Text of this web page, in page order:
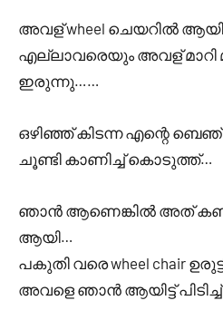
അവള് wheel ചെയറിൽ
എല്ലാവരെയും അവള് മാറി
ഇരുന്നു……
ഒഴിഞ്ഞ് കിടന്ന എന്റെ
ചൂണ്ടി കാണിച്ച് കൊടുത്ത്…
ഞാൻ ആണെങ്കിൽ അത്
ആയി…
പകുതി വരെ wheel chair
അവളെ ഞാൻ ആയിട്ട്